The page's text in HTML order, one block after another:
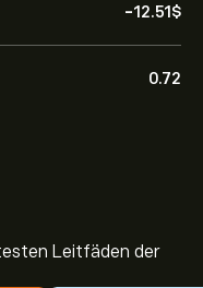
-12.51‎$‎
0.72
Leitfäden der